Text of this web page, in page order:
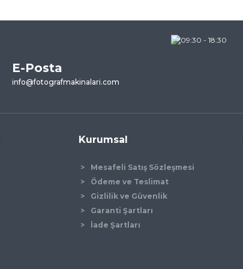
E-Posta
info@fotografmakinalari.com
Kurumsal
Mesafeli Satış Sözleşmesi
Ödeme ve Teslimat
Gizlilik ve Güvenlik
Garanti Şartları
İade Şartları